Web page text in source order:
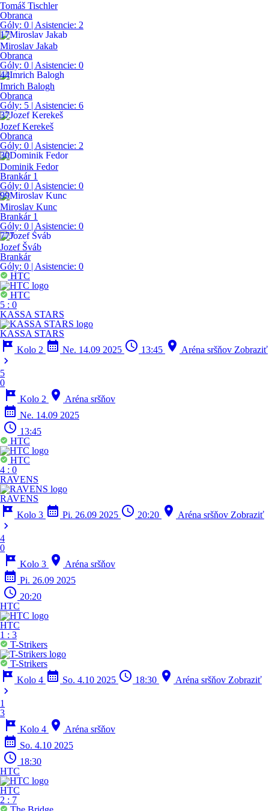
Tomáš Tischler
Obranca
Góly: 0 | Asistencie: 2
17
Miroslav Jakab
Obranca
Góly: 0 | Asistencie: 0
44
Imrich Balogh
Obranca
Góly: 5 | Asistencie: 6
37
Jozef Kerekeš
Obranca
Góly: 0 | Asistencie: 2
30
Dominik Fedor
Brankár 1
Góly: 0 | Asistencie: 0
99
Miroslav Kunc
Brankár 1
Góly: 0 | Asistencie: 0
777
Jozef Šváb
Brankár
Góly: 0 | Asistencie: 0
HTC
HTC
5 : 0
KASSA STARS
KASSA STARS
tour Kolo 2 calendar_month Ne. 14.09 2025 schedule 13:45 location_on Aréna sršňov Zobraziť
chevron_right
5
0
tour Kolo 2 location_on Aréna sršňov
calendar_month Ne. 14.09 2025
schedule 13:45
HTC
HTC
4 : 0
RAVENS
RAVENS
tour Kolo 3 calendar_month Pi. 26.09 2025 schedule 20:20 location_on Aréna sršňov Zobraziť
chevron_right
4
0
tour Kolo 3 location_on Aréna sršňov
calendar_month Pi. 26.09 2025
schedule 20:20
HTC
HTC
1 : 3
T-Strikers
T-Strikers
tour Kolo 4 calendar_month So. 4.10 2025 schedule 18:30 location_on Aréna sršňov Zobraziť
chevron_right
1
3
tour Kolo 4 location_on Aréna sršňov
calendar_month So. 4.10 2025
schedule 18:30
HTC
HTC
2 : 7